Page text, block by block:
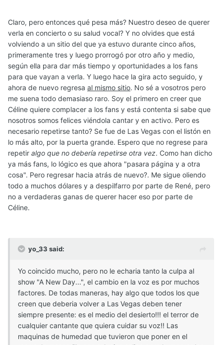
Claro, pero entonces qué pesa más? Nuestro deseo de querer
verla en concierto o su salud vocal? Y no olvides que está
volviendo a un sitio del que ya estuvo durante cinco años,
primeramente tres y luego prorrogó por otro año y medio,
según ella para dar más tiempo y oportunidades a los fans
para que vayan a verla. Y luego hace la gira acto seguido, y
ahora de nuevo regresa al mismo sitio. No sé a vosotros pero
me suena todo demasiaso raro. Soy el primero en creer que
Céline quiere complacer a los fans y está contenta si sabe que
nosotros somos felices viéndola cantar y en activo. Pero es
necesario repetirse tanto? Se fue de Las Vegas con el listón en
lo más alto, por la puerta grande. Espero que no regrese para
repetir algo que no debería repetirse otra vez. Como han dicho
ya más fans, lo lógico es que ahora "pasara página y a otra
cosa". Pero regresar hacia atrás de nuevo?. Me sigue oliendo
todo a muchos dólares y a despilfarro por parte de René, pero
no a verdaderas ganas de querer hacer eso por parte de
Céline.
yo_33 said:
Yo coincido mucho, pero no le echaria tanto la culpa al
show "A New Day...", el cambio en la voz es por muchos
factores. De todas maneras, hay algo que todos los que
creen que deberia volver a Las Vegas deben tener
siempre presente: es el medio del desierto!!! el terror de
cualquier cantante que quiera cuidar su voz!! Las
maquinas de humedad que tuvieron que poner en el